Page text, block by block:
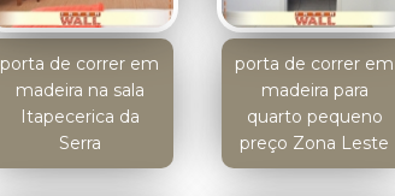
porta de correr em
madeira na sala
Itapecerica da
Serra
porta de correr em
madeira para
quarto pequeno
preço Zona Leste